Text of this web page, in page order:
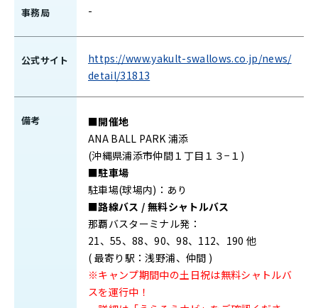
事務局 -
公式サイト
https://www.yakult-swallows.co.jp/news/
detail/31813
備考
■開催地
ANA BALL PARK 浦添
(沖縄県浦添市仲間１丁目１３−１)
■駐車場
駐車場(球場内)：あり
■路線バス / 無料シャトルバス
那覇バスターミナル発：
21、55、88、90、98、112、190 他
( 最寄り駅：浅野浦、仲間 )
※キャンプ期間中の土日祝は無料シャトルバ
スを運行中！